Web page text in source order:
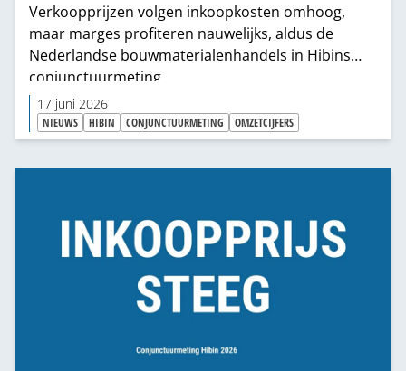
Verkoopprijzen volgen inkoopkosten omhoog,
maar marges profiteren nauwelijks, aldus de
Nederlandse bouwmaterialenhandels in Hibins
conjunctuurmeting.
17 juni 2026
NIEUWS HIBIN CONJUNCTUURMETING OMZETCIJFERS